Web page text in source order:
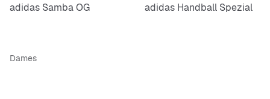
adidas Samba OG
adidas Handball Spezial
Dames